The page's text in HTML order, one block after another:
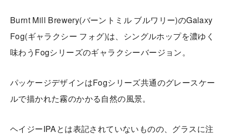
Burnt Mill Brewery(バーントミル ブルワリー)のGalaxy
Fog(ギャラクシー フォグ)は、シングルホップを濃ゆく
味わうFogシリーズのギャラクシーバージョン。
パッケージデザインはFogシリーズ共通のグレースケー
ルで描かれた霧のかかる自然の風景。
ヘイジーIPAとは表記されていないものの、グラスに注